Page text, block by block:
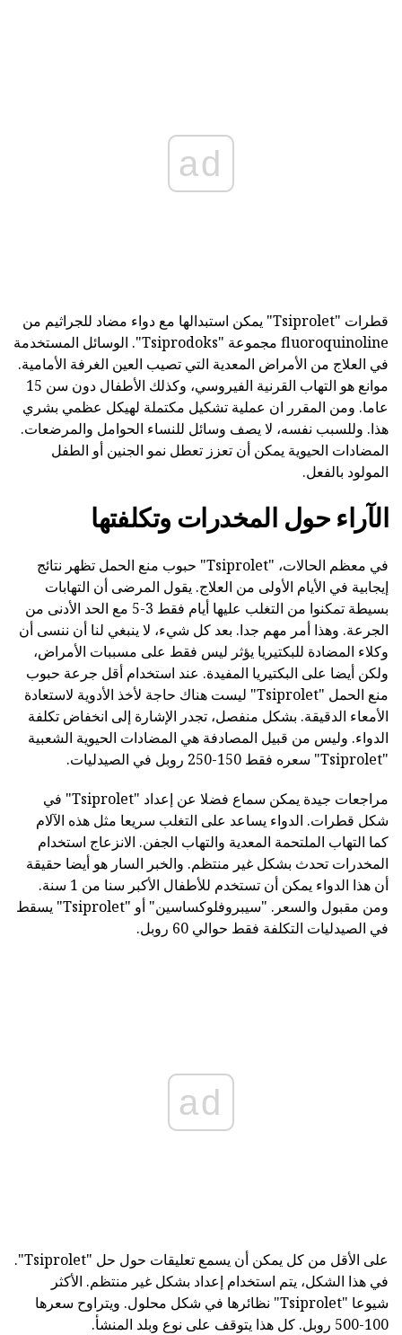
ad
قطرات "Tsiprolet" يمكن استبدالها مع دواء مضاد للجراثيم من
fluoroquinoline مجموعة "Tsiprodoks". الوسائل المستخدمة
في العلاج من الأمراض المعدية التي تصيب العين الغرفة الأمامية.
موانع هو التهاب القرنية الفيروسي، وكذلك الأطفال دون سن 15
عاما. ومن المقرر ان عملية تشكيل مكتملة لهيكل عظمي بشري
هذا. وللسبب نفسه، لا يصف وسائل للنساء الحوامل والمرضعات.
المضادات الحيوية يمكن أن تعزز تعطل نمو الجنين أو الطفل
المولود بالفعل.
الآراء حول المخدرات وتكلفتها
في معظم الحالات، "Tsiprolet" حبوب منع الحمل تظهر نتائج
إيجابية في الأيام الأولى من العلاج. يقول المرضى أن التهابات
بسيطة تمكنوا من التغلب عليها أيام فقط 3-5 مع الحد الأدنى من
الجرعة. وهذا أمر مهم جدا. بعد كل شيء، لا ينبغي لنا أن ننسى أن
وكلاء المضادة للبكتيريا يؤثر ليس فقط على مسببات الأمراض،
ولكن أيضا على البكتيريا المفيدة. عند استخدام أقل جرعة حبوب
منع الحمل "Tsiprolet" ليست هناك حاجة لأخذ الأدوية لاستعادة
الأمعاء الدقيقة. بشكل منفصل، تجدر الإشارة إلى انخفاض تكلفة
الدواء. وليس من قبيل المصادفة هي المضادات الحيوية الشعبية
"Tsiprolet" سعره فقط 150-250 روبل في الصيدليات.
مراجعات جيدة يمكن سماع فضلا عن إعداد "Tsiprolet" في
شكل قطرات. الدواء يساعد على التغلب سريعا مثل هذه الآلام
كما التهاب الملتحمة المعدية والتهاب الجفن. الانزعاج استخدام
المخدرات تحدث بشكل غير منتظم. والخبر السار هو أيضا حقيقة
أن هذا الدواء يمكن أن تستخدم للأطفال الأكبر سنا من 1 سنة.
ومن مقبول والسعر. "سيبروفلوكساسين" أو "Tsiprolet" يسقط
في الصيدليات التكلفة فقط حوالي 60 روبل.
ad
على الأقل من كل يمكن أن يسمع تعليقات حول حل "Tsiprolet".
في هذا الشكل، يتم استخدام إعداد بشكل غير منتظم. الأكثر
شيوعا "Tsiprolet" نظائرها في شكل محلول. ويتراوح سعرها
100-500 روبل. كل هذا يتوقف على نوع وبلد المنشأ.